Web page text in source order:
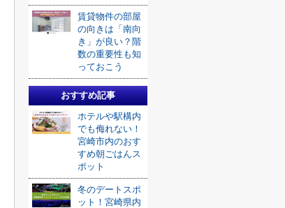
賃貸物件の部屋
の向きは「南向
き」が良い？階
数の重要性も知
っておこう
おすすめ記事
ホテルや駅構内
でも侮れない！
宮崎市内のおす
すめ朝ごはんス
ポット
冬のデートスポ
ット！宮崎県内